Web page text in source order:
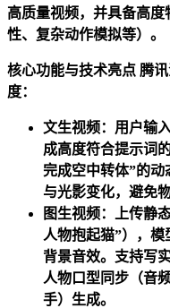
高质量视频，并具备高
性、复杂动作模拟等）。
核心功能与技术亮点 腾
度：
文生视频：用户输
成高度符合提示词
完成空中转体”的
与光影变化，避免
图生视频：上传静
人物抱起猫”），
背景音效。支持写
人物口型同步（音
手）生成。